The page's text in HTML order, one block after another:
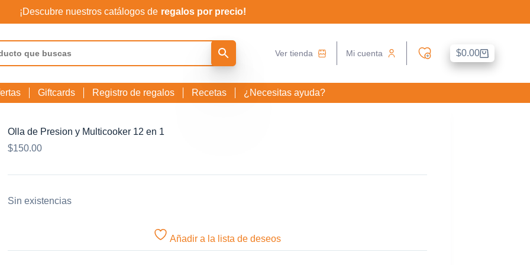
¡Descubre nuestros catálogos de regalos por precio!
Ver tienda Mi cuenta
Carro
de
$0.00
Giftcards Registro de regalos Recetas ¿Necesitas ayuda?
Olla de Presion y Multicooker 12 en 1
$150.00
Sin existencias
Añadir a la lista de deseos